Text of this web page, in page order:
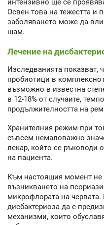
интензивно ще се
Освен това на тежестта и
заболяването може да
щам.
Лечение на
Изследванията показват,
пробиотици в
възможно в известна
в 12-18% от случаите,
продължителността на
Хранителния режим при
съвсем немаловажно
лекар, който се ръководи
на пациента.
Към настоящия момент не
възникването на
микрофлората на
дисбактериоза да е
механизми, които